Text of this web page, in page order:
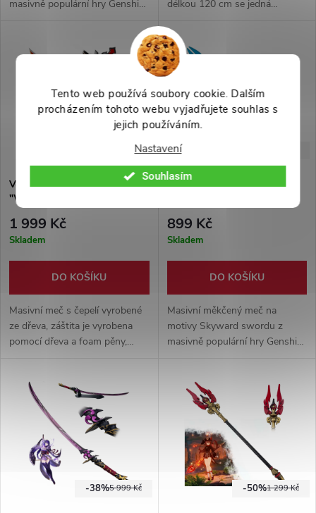
Tento web používá soubory cookie. Dalším
procházením tohoto webu vyjadřujete souhlas s
jejich používáním.
Nastavení
Souhlasím
masivně populární hry Genshin
akce.
délkou 120 cm se jedná
hry. Šíp je vyroben z pvc trubky
a dřeva. S lukem nelze střílet.
4 999 Kč
Velký dřevěný meč Diluca
"WOLF'S GRAVESTONE" -
1 999 Kč
Skladem
DO KOŠÍKU
Masivní meč s čepelí vyrobené
ze dřeva, záštita je vyrobena
pomocí dřeva a foam pěny,
dohromady.
Měkčený meč "SKYWARD
899 Kč
Skladem
DO KOŠÍKU
Masivní měkčený meč na
motivy Skyward swordu z
masivně populární hry Genshin
akce.
5 999 Kč
-38% 1 299 Kč
-50%